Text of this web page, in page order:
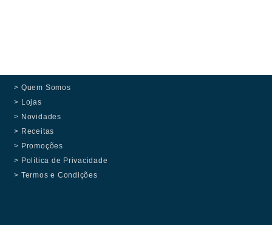
> Quem Somos
> Lojas
> Novidades
> Receitas
> Promoções
> Política de Privacidade
> Termos e Condições